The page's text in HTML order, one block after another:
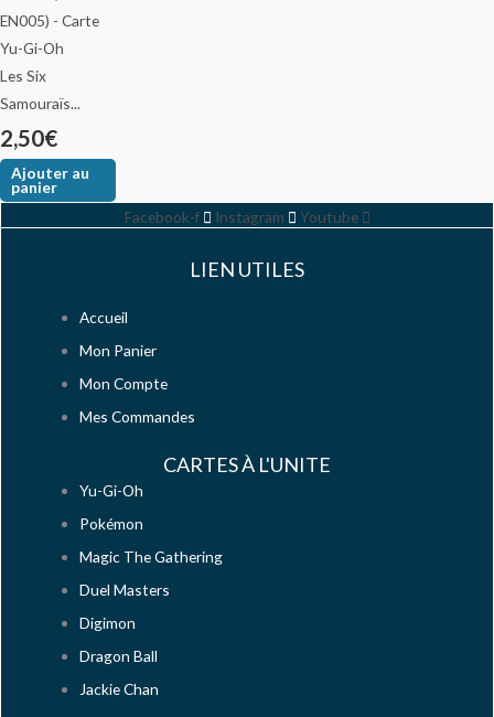
Les Six
Samouraïs...
2,50€
Ajouter au
panier
Facebook-f
Instagram Youtube
LIEN UTILES
Accueil
Mon Panier
Mon Compte
Mes Commandes
CARTES À L'UNITE
Yu-Gi-Oh
Pokémon
Magic The Gathering
Duel Masters
Digimon
Dragon Ball
Jackie Chan